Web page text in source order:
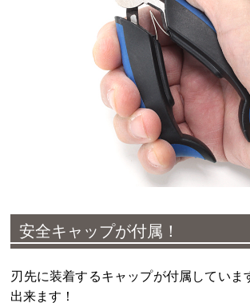
安全キャップが付属！
刃先に装着するキャップが付属していま
出来ます！